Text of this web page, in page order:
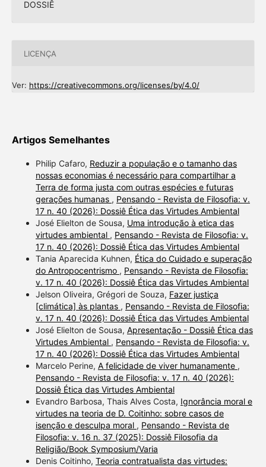
DOSSIÊ
LICENÇA
Ver: https://creativecommons.org/licenses/by/4.0/
Artigos Semelhantes
Philip Cafaro, Reduzir a população e o tamanho das
nossas economias é necessário para compartilhar a
Terra de forma justa com outras espécies e futuras
gerações humanas , Pensando - Revista de Filosofia: v.
17 n. 40 (2026): Dossiê Ética das Virtudes Ambiental
José Elielton de Sousa, Uma introdução à etica das
virtudes ambiental , Pensando - Revista de Filosofia: v.
17 n. 40 (2026): Dossiê Ética das Virtudes Ambiental
Tania Aparecida Kuhnen, Ética do Cuidado e superação
do Antropocentrismo , Pensando - Revista de Filosofia:
v. 17 n. 40 (2026): Dossiê Ética das Virtudes Ambiental
Jelson Oliveira, Grégori de Souza, Fazer justiça
[climática] às plantas , Pensando - Revista de Filosofia:
v. 17 n. 40 (2026): Dossiê Ética das Virtudes Ambiental
José Elielton de Sousa, Apresentação - Dossiê Ética das
Virtudes Ambiental , Pensando - Revista de Filosofia: v.
17 n. 40 (2026): Dossiê Ética das Virtudes Ambiental
Marcelo Perine, A felicidade de viver humanamente ,
Pensando - Revista de Filosofia: v. 17 n. 40 (2026):
Dossiê Ética das Virtudes Ambiental
Evandro Barbosa, Thais Alves Costa, Ignorância moral e
virtudes na teoria de D. Coitinho: sobre casos de
isenção e desculpa moral , Pensando - Revista de
Filosofia: v. 16 n. 37 (2025): Dossiê Filosofia da
Religião/Book Symposium/Varia
Denis Coitinho, Teoria contratualista das virtudes: